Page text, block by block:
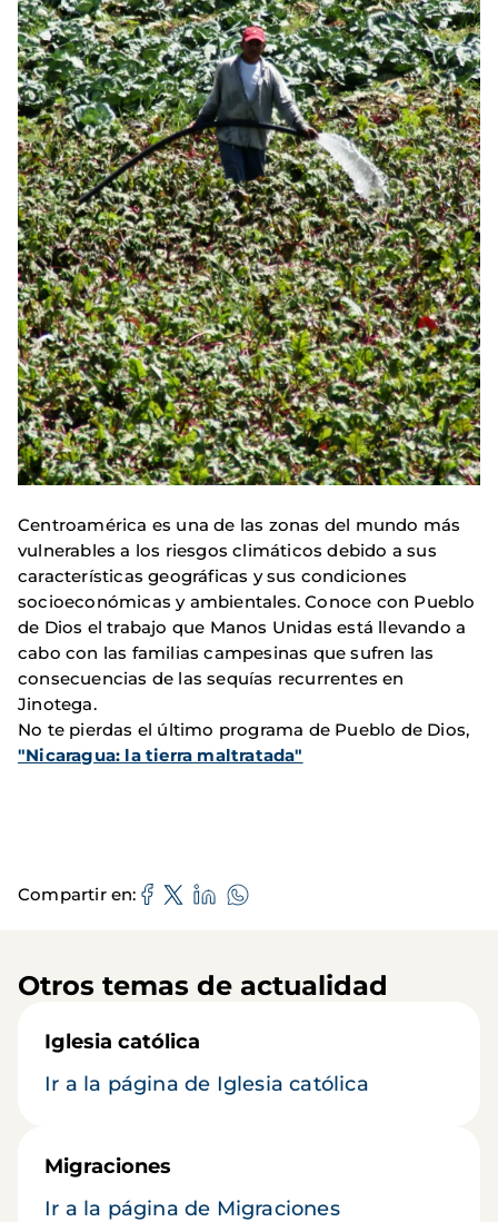
Centroamérica es una de las zonas del mundo más
vulnerables a los riesgos climáticos debido a sus
características geográficas y sus condiciones
socioeconómicas y ambientales. Conoce con Pueblo
de Dios el trabajo que Manos Unidas está llevando a
cabo con las familias campesinas que sufren las
consecuencias de las sequías recurrentes en
Jinotega.
No te pierdas el último programa de Pueblo de Dios,
"Nicaragua: la tierra maltratada"
Compartir en
Otros temas de actualidad
Iglesia católica
Ir a la página de Iglesia católica
Migraciones
Ir a la página de Migraciones